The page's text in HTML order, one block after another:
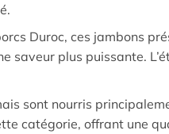
Duroc, ces jambons
saveur plus puissante.
sont nourris
catégorie, offrant une